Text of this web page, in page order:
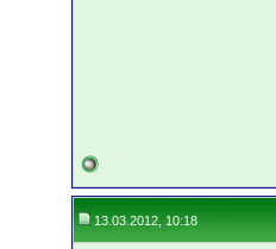
13.03.2012, 10:18